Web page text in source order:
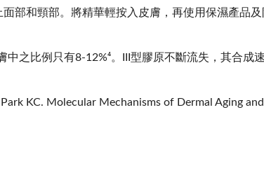
部和頸部。將精華輕按入皮膚，再使用保濕產品及
之比例只有8-12%⁴。III型膠原不斷流失，其合
KC. Molecular Mechanisms of Dermal Aging